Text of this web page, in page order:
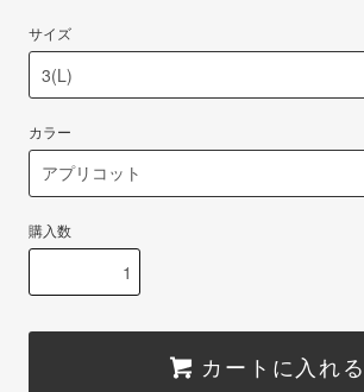
サイズ
カラー
購入数
カートに入れる